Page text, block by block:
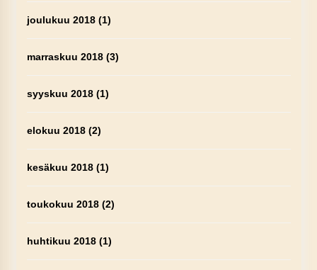
joulukuu 2018(1)
marraskuu 2018(3)
syyskuu 2018(1)
elokuu 2018(2)
kesäkuu 2018(1)
toukokuu 2018(2)
huhtikuu 2018(1)